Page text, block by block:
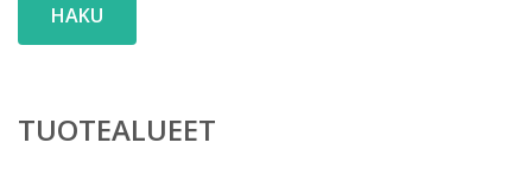
HAKU
TUOTEALUEET